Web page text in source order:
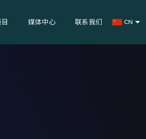
媒体中心 联系我们 CN